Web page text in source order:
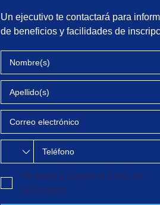
Un ejecutivo te contactará para
de beneficios y facilidades de
He leído y acepto el Aviso de
privacidad